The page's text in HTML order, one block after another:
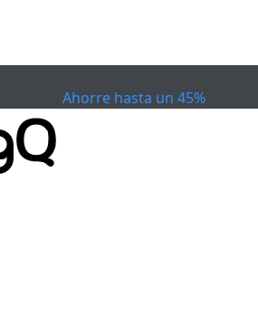
Ahorre hasta un 45%